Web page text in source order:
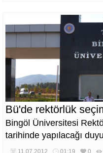
Bü'de rektörlük
Bingöl Üniversitesi
tarihinde yapılacağı
11.07.2012 01:19 0